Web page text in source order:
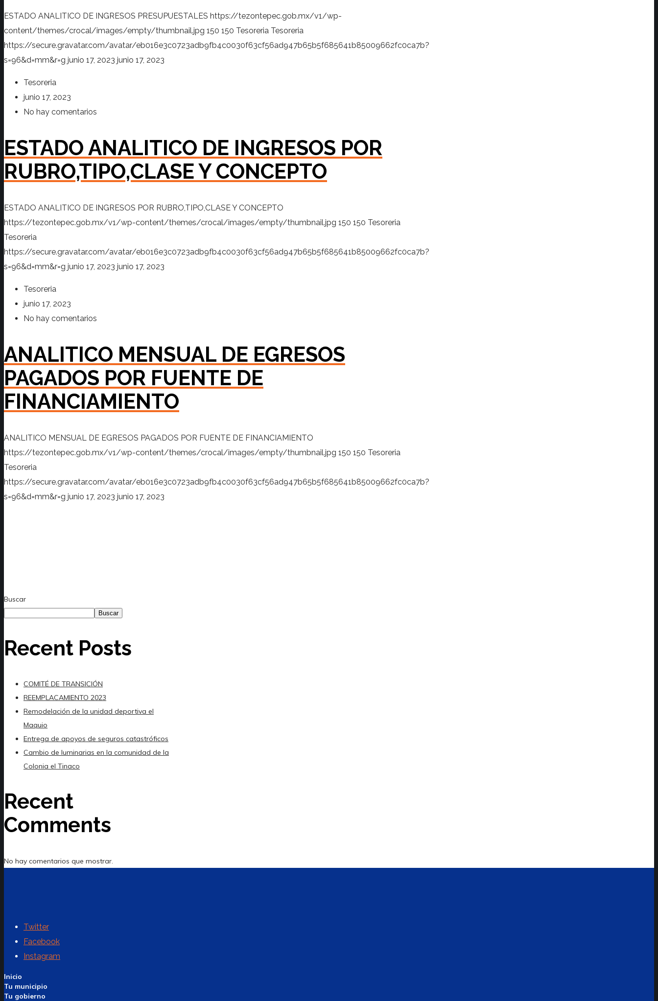
ESTADO ANALITICO DE INGRESOS PRESUPUESTALES https://tezontepec.gob.mx/v1/wp-
content/themes/crocal/images/empty/thumbnail.jpg 150 150 Tesoreria Tesoreria
https://secure.gravatar.com/avatar/eb016e3c0723adb9fb4c0030f63cf56ad947b65b5f685641b85009662fc0ca7b?
s=96&d=mm&r=g junio 17, 2023 junio 17, 2023
Tesoreria
junio 17, 2023
No hay comentarios
ESTADO ANALITICO DE INGRESOS POR
RUBRO,TIPO,CLASE Y CONCEPTO
ESTADO ANALITICO DE INGRESOS POR RUBRO,TIPO,CLASE Y CONCEPTO
https://tezontepec.gob.mx/v1/wp-content/themes/crocal/images/empty/thumbnail.jpg 150 150 Tesoreria
Tesoreria
https://secure.gravatar.com/avatar/eb016e3c0723adb9fb4c0030f63cf56ad947b65b5f685641b85009662fc0ca7b?
s=96&d=mm&r=g junio 17, 2023 junio 17, 2023
Tesoreria
junio 17, 2023
No hay comentarios
ANALITICO MENSUAL DE EGRESOS
PAGADOS POR FUENTE DE
FINANCIAMIENTO
ANALITICO MENSUAL DE EGRESOS PAGADOS POR FUENTE DE FINANCIAMIENTO
https://tezontepec.gob.mx/v1/wp-content/themes/crocal/images/empty/thumbnail.jpg 150 150 Tesoreria
Tesoreria
https://secure.gravatar.com/avatar/eb016e3c0723adb9fb4c0030f63cf56ad947b65b5f685641b85009662fc0ca7b?
s=96&d=mm&r=g junio 17, 2023 junio 17, 2023
Buscar
Buscar
Recent Posts
COMITÉ DE TRANSICIÓN
REEMPLACAMIENTO 2023
Remodelación de la unidad deportiva el
Maquio
Entrega de apoyos de seguros catastróficos
Cambio de luminarias en la comunidad de la
Colonia el Tinaco
Recent
Comments
No hay comentarios que mostrar.
Twitter
Facebook
Instagram
Inicio
Tu municipio
Tu gobierno